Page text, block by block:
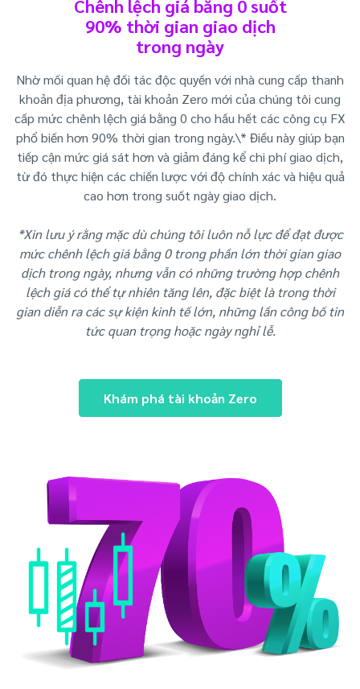
Chênh lệch giá bằng 0 suốt
90% thời gian giao dịch
trong ngày
Nhờ mối quan hệ đối tác độc quyền với nhà cung cấp thanh
khoản địa phương, tài khoản Zero mới của chúng tôi cung
cấp mức chênh lệch giá bằng 0 cho hầu hết các công cụ FX
phổ biến hơn 90% thời gian trong ngày.\* Điều này giúp bạn
tiếp cận mức giá sát hơn và giảm đáng kể chi phí giao dịch,
từ đó thực hiện các chiến lược với độ chính xác và hiệu quả
cao hơn trong suốt ngày giao dịch.
*Xin lưu ý rằng mặc dù chúng tôi luôn nỗ lực để đạt được
mức chênh lệch giá bằng 0 trong phần lớn thời gian giao
dịch trong ngày, nhưng vẫn có những trường hợp chênh
lệch giá có thể tự nhiên tăng lên, đặc biệt là trong thời
gian diễn ra các sự kiện kinh tế lớn, những lần công bố tin
tức quan trọng hoặc ngày nghỉ lễ.
Khám phá tài khoản Zero